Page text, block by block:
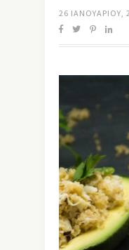
26 ΙΑΝΟΥΑΡΊΟΥ,